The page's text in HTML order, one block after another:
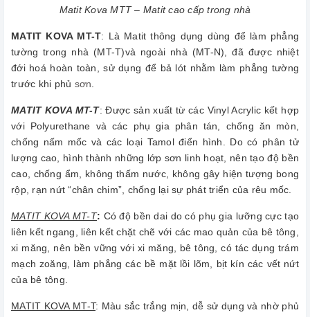
Matit Kova MTT – Matit cao cấp trong nhà
MATIT KOVA MT-T: Là Matit thông dụng dùng để làm phẳng
tường trong nhà (MT-T)và ngoài nhà (MT-N), đã được nhiệt
đới hoá hoàn toàn, sử dụng để bả lót nhằm làm phẳng tường
trước khi phủ sơn.
MATIT KOVA MT-T: Được sản xuất từ các Vinyl Acrylic kết hợp
với Polyurethane và các phụ gia phân tán, chống ăn mòn,
chống nấm mốc và các loại Tamol điển hình. Do có phân tử
lượng cao, hình thành những lớp sơn linh hoạt, nên tạo độ bền
cao, chống ẩm, không thấm nước, không gây hiện tượng bong
rộp, rạn nứt “chân chim”, chống lại sự phát triển của rêu mốc.
MATIT KOVA MT-T: Có độ bền dai do có phụ gia lưỡng cực tạo
liên kết ngang, liên kết chặt chẽ với các mao quản của bê tông,
xi măng, nên bền vững với xi măng, bê tông, có tác dụng trám
mạch zoăng, làm phẳng các bề mặt lồi lõm, bịt kín các vết nứt
của bê tông.
MATIT KOVA MT-T: Màu sắc trắng mịn, dễ sử dụng và nhờ phủ